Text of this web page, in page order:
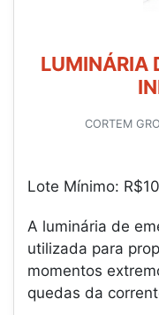
LUMINÁRIA
CORTEM
Lote Mínimo:
A luminária de
utilizada para
momentos
quedas da